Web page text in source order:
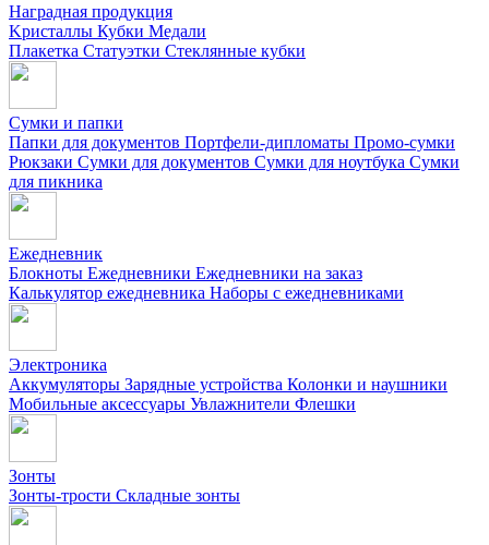
Наградная продукция
Kристаллы Кубки Медали
Плакетка Статуэтки Стеклянные кубки
Сумки и папки
Папки для документов Портфели-дипломаты Промо-сумки
Рюкзаки Сумки для документов Сумки для ноутбука Сумки
для пикника
Ежедневник
Блокноты Ежедневники Ежедневники на заказ
Калькулятор ежедневника Наборы с ежедневниками
Электроника
Аккумуляторы Зарядные устройства Колонки и наушники
Мобильные аксессуары Увлажнители Флешки
Зонты
Зонты-трости Складные зонты